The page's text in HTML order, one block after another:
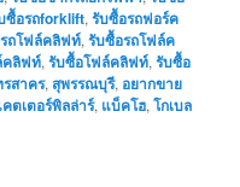
ซื้อรถforklift,รับซื้อรถฟอร์ค
ถโฟล์คลิฟท์,รับซื้อรถโฟล์ค
คลิฟท์,รับซื้อโฟล์คลิฟท์,รับซื้อ
สาคร, สุพรรณบุรี, อยากขาย
ตเตอร์พิลล่าร์, แบ็คโฮ,โกเบล